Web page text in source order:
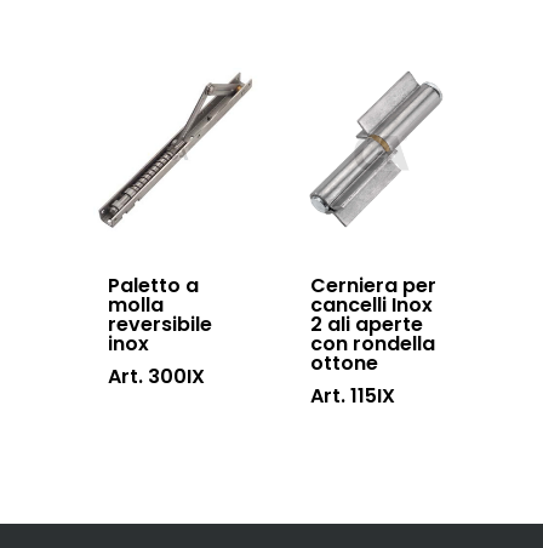
Paletto a
molla
reversibile
inox
Art. 300IX
Cerniera per
cancelli Inox
2 ali aperte
con rondella
ottone
Art. 115IX